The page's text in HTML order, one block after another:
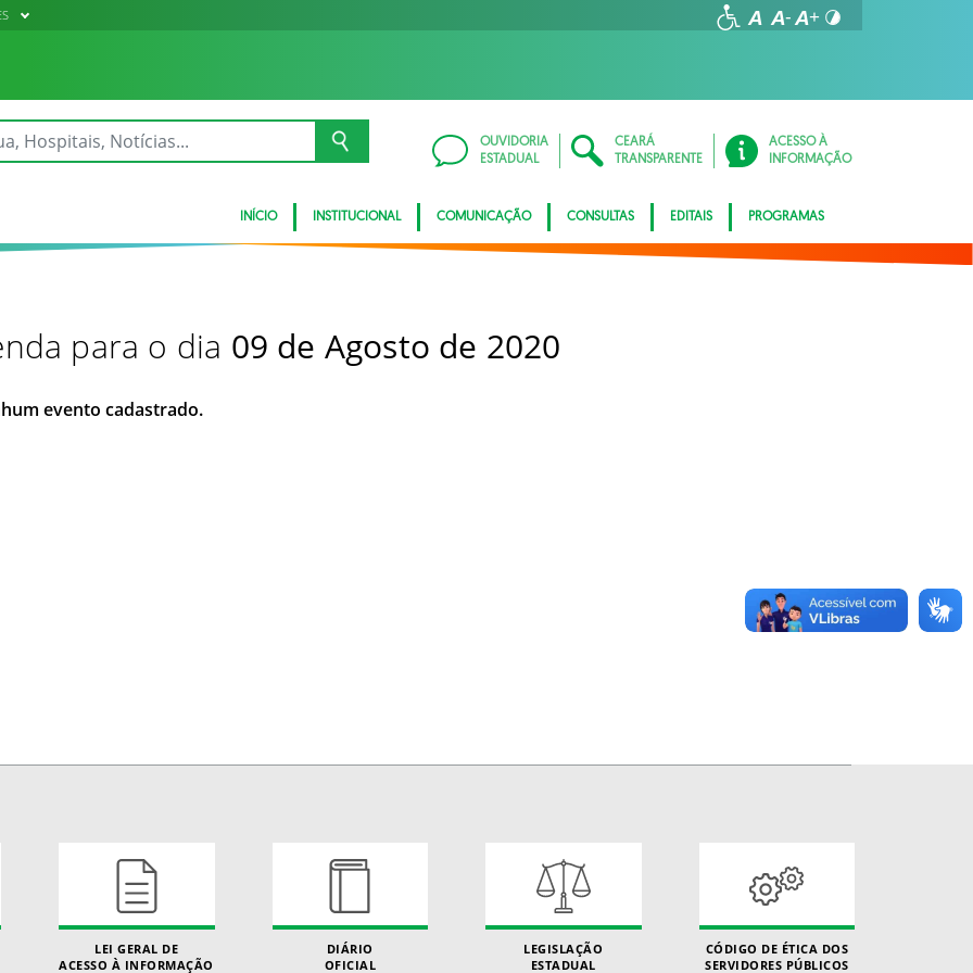
OUVIDORIA
ESTADUAL
CEARÁ
TRANSPARENTE
ACESSO À
INFORMAÇÃO
INÍCIO INSTITUCIONAL COMUNICAÇÃO CONSULTAS EDITAIS PROGRAMAS
para o dia 09 de Agosto de 2020
evento cadastrado.
LEI GERAL DE
ACESSO À INFORMAÇÃO
DIÁRIO
OFICIAL
LEGISLAÇÃO
ESTADUAL
CÓDIGO DE ÉTICA DOS
SERVIDORES PÚBLICOS